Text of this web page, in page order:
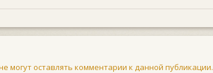
могут оставлять комментарии к данной публикации.